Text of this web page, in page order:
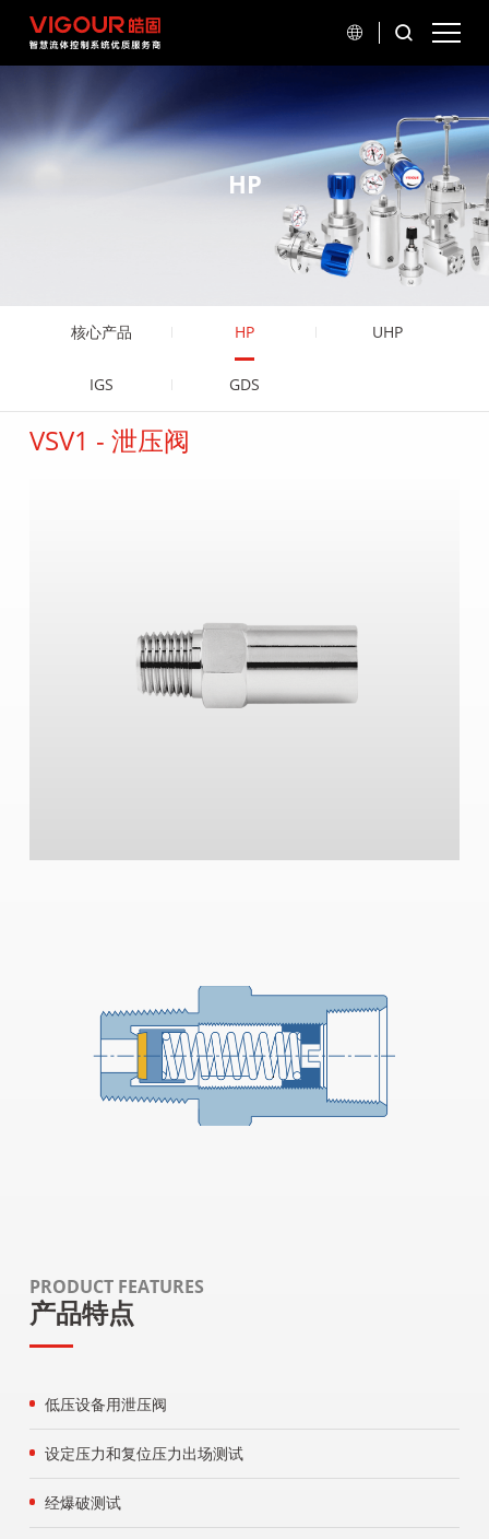
HP
核心产品 HP UHP
IGS GDS
VSV1 - 泄压阀
PRODUCT FEATURES
产品特点
低压设备用泄压阀
设定压力和复位压力出场测试
经爆破测试